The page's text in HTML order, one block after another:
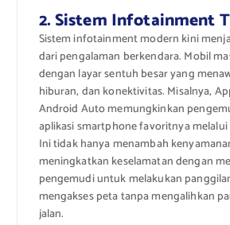
2. Sistem Infotainment
Sistem infotainment modern kini
dari pengalaman berkendara. Mobil
dengan layar sentuh besar yang
hiburan, dan konektivitas. Misalnya,
Android Auto memungkinkan
aplikasi smartphone favoritnya
Ini tidak hanya menambah
meningkatkan keselamatan dengan
pengemudi untuk melakukan
mengakses peta tanpa mengalihkan
jalan.